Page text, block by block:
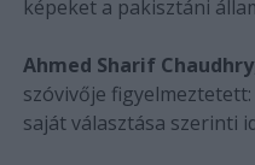
képeket a pakisztáni
Ahmed Sharif Chaudhry
szóvivője figyelmeztetett:
saját választása szerinti